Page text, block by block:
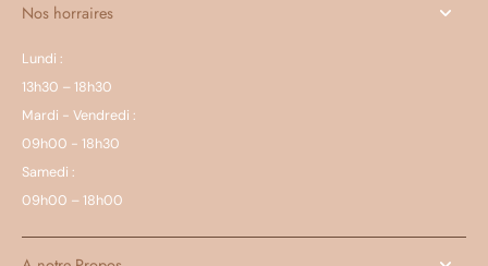
Nos horraires
Lundi :
13h30 – 18h30
Mardi - Vendredi :
09h00 - 18h30
Samedi :
09h00 – 18h00